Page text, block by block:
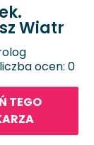
Wiatr
ocen: 0
TEGO